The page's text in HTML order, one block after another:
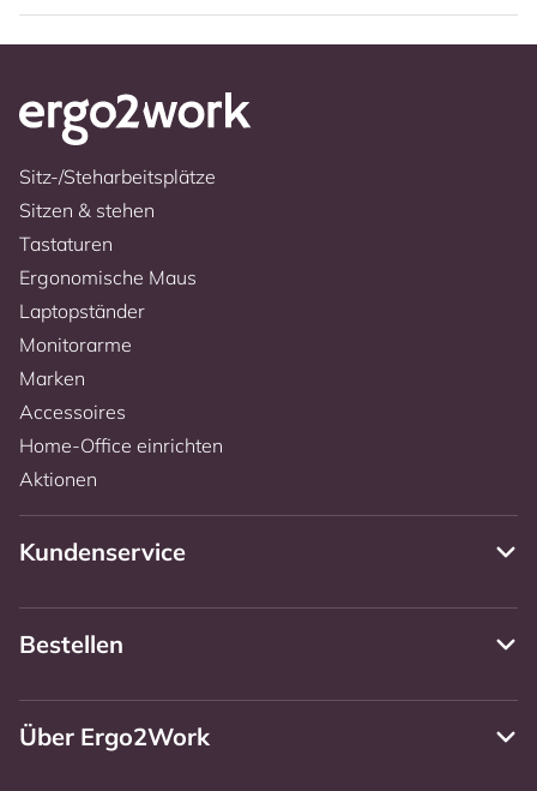
Sitz-/Steharbeitsplätze
Sitzen & stehen
Tastaturen
Ergonomische Maus
Laptopständer
Monitorarme
Marken
Accessoires
Home-Office einrichten
Aktionen
Kundenservice
Bestellen
Über Ergo2Work